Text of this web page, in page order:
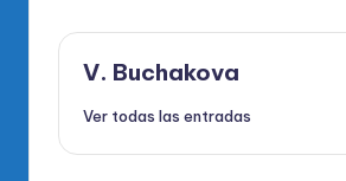
V. Buchakova
Ver todas las entradas